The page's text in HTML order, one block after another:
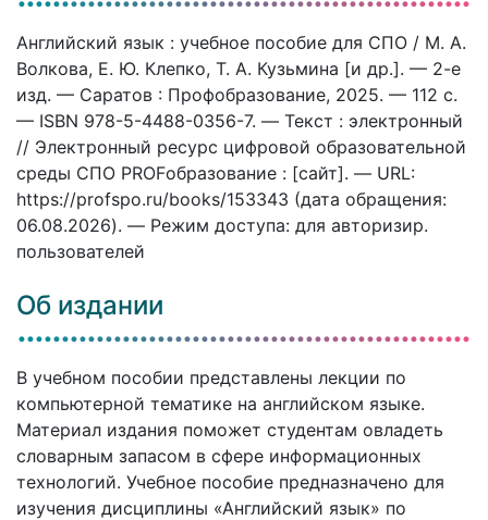
Английский язык : учебное пособие для СПО / М. А.
Волкова, Е. Ю. Клепко, Т. А. Кузьмина [и др.]. — 2-е
изд. — Саратов : Профобразование, 2025. — 112 c.
— ISBN 978-5-4488-0356-7. — Текст : электронный
// Электронный ресурс цифровой образовательной
среды СПО PROFобразование : [сайт]. — URL:
https://profspo.ru/books/153343 (дата обращения:
06.08.2026). — Режим доступа: для авторизир.
пользователей
Об издании
В учебном пособии представлены лекции по
компьютерной тематике на английском языке.
Материал издания поможет студентам овладеть
словарным запасом в сфере информационных
технологий. Учебное пособие предназначено для
изучения дисциплины «Английский язык» по